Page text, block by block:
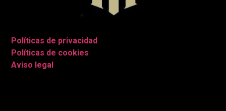
Políticas de privacidad
Políticas de cookies
Aviso legal